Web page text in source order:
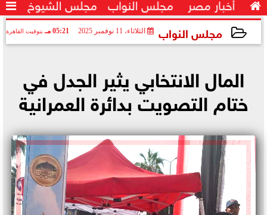
مجلس النواب الثلاثاء، 11 نوفمبر 2025 05:21 مـ بتوقيت القاهرة
المال الانتخابي يثير الجدل في
ختام التصويت بدائرة العمرانية